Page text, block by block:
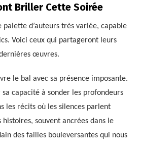
Briller Cette Soirée
palette d’auteurs très variée, capable
Voici ceux qui partageront leurs
œuvres.
le bal avec sa présence imposante.
capacité à sonder les profondeurs
les récits où les silences parlent
histoires, souvent ancrées dans le
des failles bouleversantes qui nous